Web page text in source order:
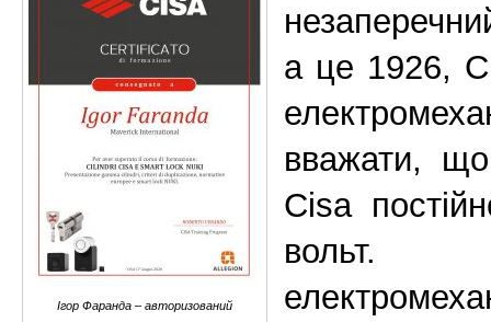
Ігор Фаранда – авторизований
а це 1926,
вважати,
Cisa
вольт.